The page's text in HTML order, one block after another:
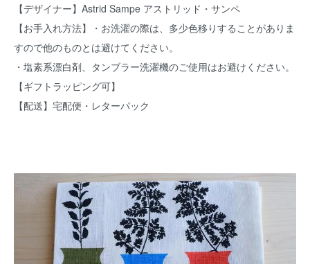
【デザイナー】Astrid Sampe アストリッド・サンペ
【お手入れ方法】・お洗濯の際は、多少色移りすることがありま
すので他のものとは避けてください。
・塩素系漂白剤、タンブラー洗濯機のご使用はお避けください。
【ギフトラッピング可】
【配送】宅配便・レターパック